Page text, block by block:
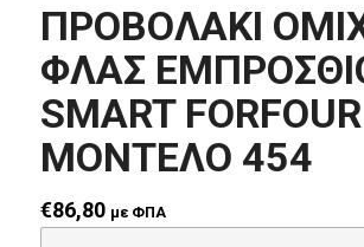
ΠΡΟΒΟΛΑΚΙ
ΦΛΑΣ
SMART FORFOUR
ΜΟΝΤΕΛΟ 454
€86,80 με ΦΠΑ